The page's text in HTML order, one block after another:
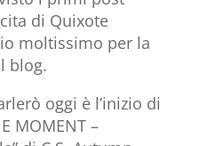
di Quixote
moltissimo per la
blog.
oggi è l’inizio di
MOMENT –